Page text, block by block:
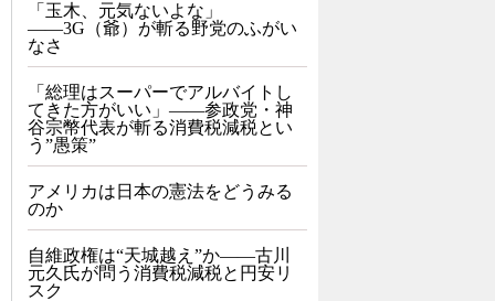
「玉木、元気ないよな」
――3G（爺）が斬る野党のふがい
なさ
「総理はスーパーでアルバイトし
てきた方がいい」――参政党・神
谷宗幣代表が斬る消費税減税とい
う”愚策”
アメリカは日本の憲法をどうみる
のか
自維政権は“天城越え”か――古川
元久氏が問う消費税減税と円安リ
スク